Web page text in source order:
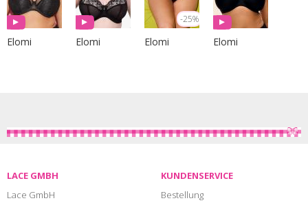
Elomi Elomi
-25%
Elomi Elomi
LACE GMBH
Lace GmbH
KUNDENSERVICE
Bestellung